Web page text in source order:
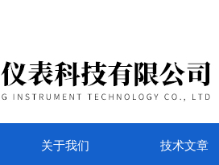
关于我们 技术文章